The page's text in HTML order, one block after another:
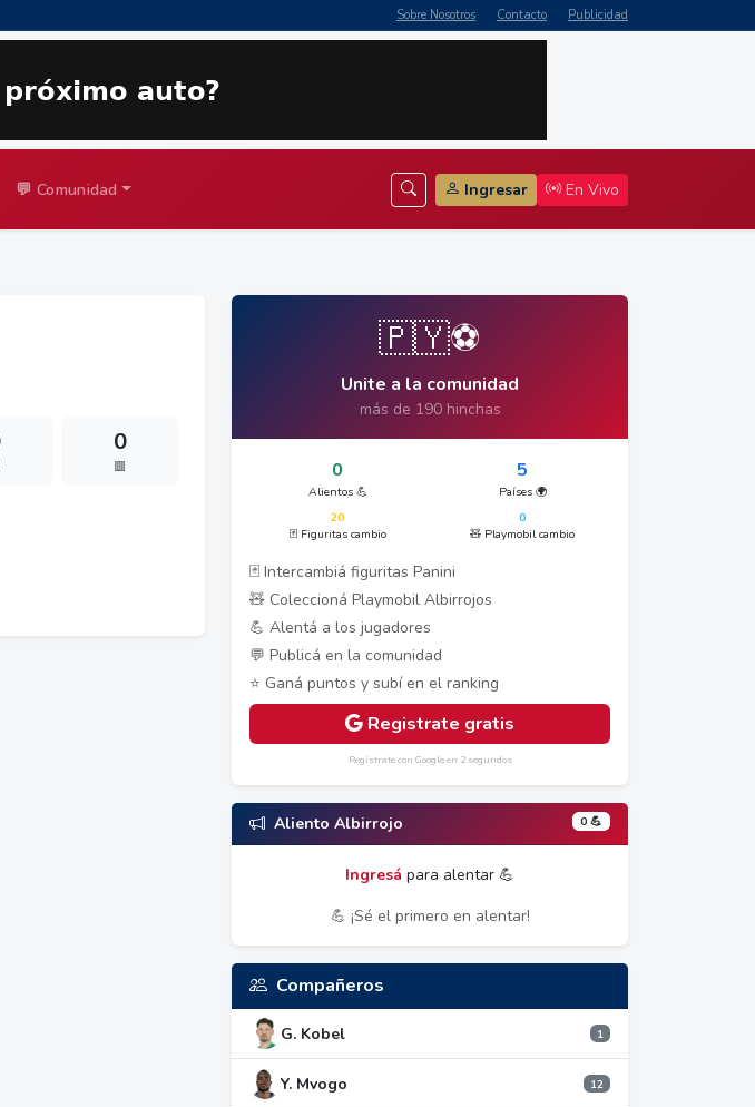
Sobre Nosotros Contacto Publicidad
💬 Comunidad Ingresar En Vivo
0
🟥
🇵🇾⚽
Unite a la comunidad
más de 190 hinchas
0
Alientos 💪
5
Países 🌍
20
🃏 Figuritas cambio
0
🧸 Playmobil cambio
🃏 Intercambiá figuritas Panini
🧸 Coleccioná Playmobil Albirrojos
💪 Alentá a los jugadores
💬 Publicá en la comunidad
⭐ Ganá puntos y subí en el ranking
Registrate gratis
Registrate con Google en 2 segundos
Aliento Albirrojo 0 💪
Ingresá para alentar 💪
💪 ¡Sé el primero en alentar!
Compañeros
G. Kobel 1
Y. Mvogo 12